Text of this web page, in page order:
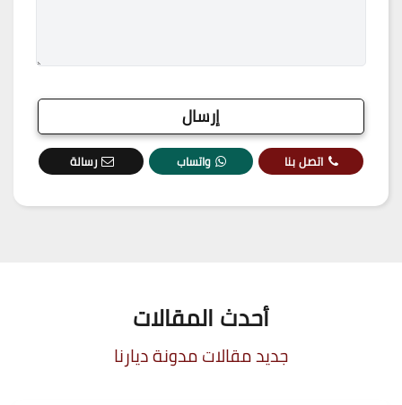
اتصل بنا واتساب رسالة
أحدث المقالات
جديد مقالات مدونة ديارنا